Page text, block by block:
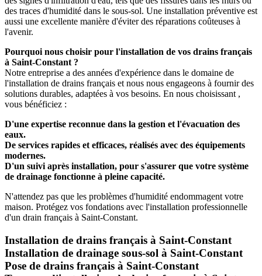
des traces d'humidité dans le sous-sol. Une installation préventive est
aussi une excellente manière d'éviter des réparations coûteuses à
l'avenir.
Pourquoi nous choisir pour l'installation de vos drains français
à Saint-Constant ?
Notre entreprise a des années d'expérience dans le domaine de
l'installation de drains français et nous nous engageons à fournir des
solutions durables, adaptées à vos besoins. En nous choisissant ,
vous bénéficiez :
D'une expertise reconnue dans la gestion et l'évacuation des
eaux.
De services rapides et efficaces, réalisés avec des équipements
modernes.
D'un suivi après installation, pour s'assurer que votre système
de drainage fonctionne à pleine capacité.
N'attendez pas que les problèmes d'humidité endommagent votre
maison. Protégez vos fondations avec l'installation professionnelle
d'un drain français à Saint-Constant.
Installation de drains français à Saint-Constant
Installation de drainage sous-sol à Saint-Constant
Pose de drains français à Saint-Constant